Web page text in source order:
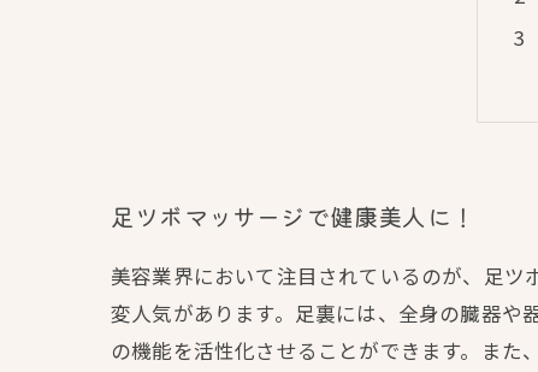
足ツボマッサージで健康美人に！
美容業界において注目されているのが、足
変人気があります。足裏には、全身の臓器や
の機能を活性化させることができます。ま